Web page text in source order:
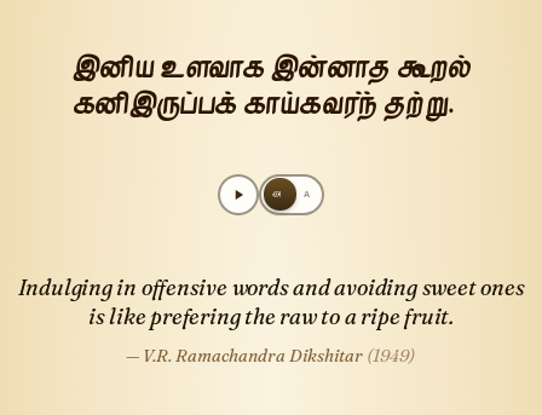
இனிய உளவாக இன்னாத கூறல்
கனிஇருப்பக் காய்கவர்ந் தற்று.
அ A
Indulging in offensive words and avoiding sweet ones
is like prefering the raw to a ripe fruit.
— V.R. Ramachandra Dikshitar (1949)